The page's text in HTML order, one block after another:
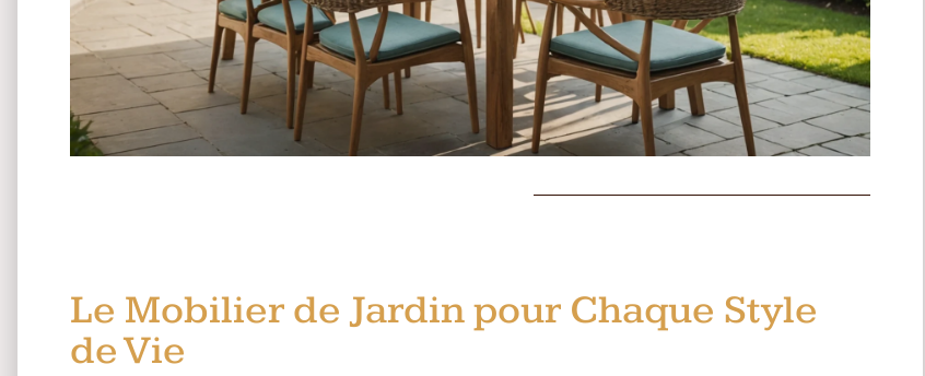
Le Mobilier de Jardin pour Chaque Style
de Vie